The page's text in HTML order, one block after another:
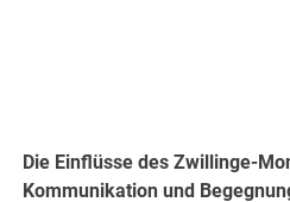
Die Einflüsse des Zwillinge-
Kommunikation und